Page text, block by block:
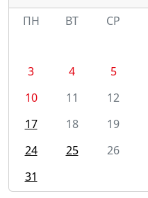
ПН
ВТ СР
3
4 5
10
11 12
17
18 19
24
25 26
31